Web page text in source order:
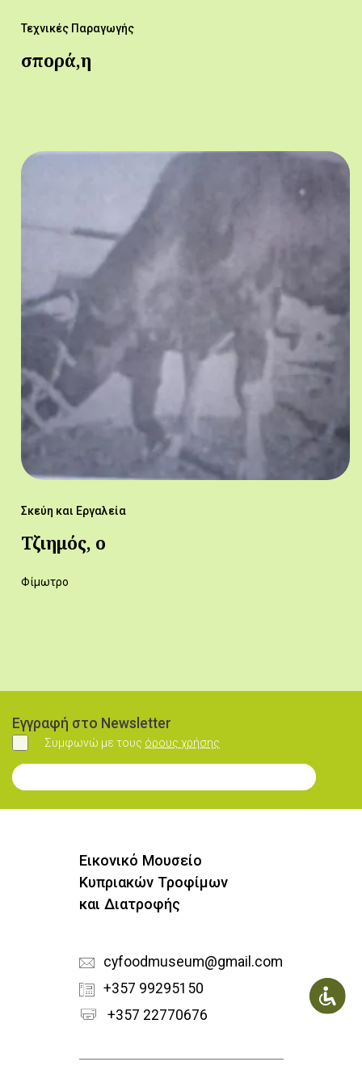
Τεχνικές Παραγωγής
σπορά,η
Σκεύη και Εργαλεία
Τζιημός, ο
Φίμωτρο
Εγγραφή στο Newsletter
Συμφωνώ
Συμφωνώ με τους όρους χρήσης
Εγγραφή στο Newsletter
Εικονικό Μουσείο
Κυπριακών Τροφίμων
και Διατροφής
cyfoodmuseum@gmail.com
+357 99295150
+357 22770676